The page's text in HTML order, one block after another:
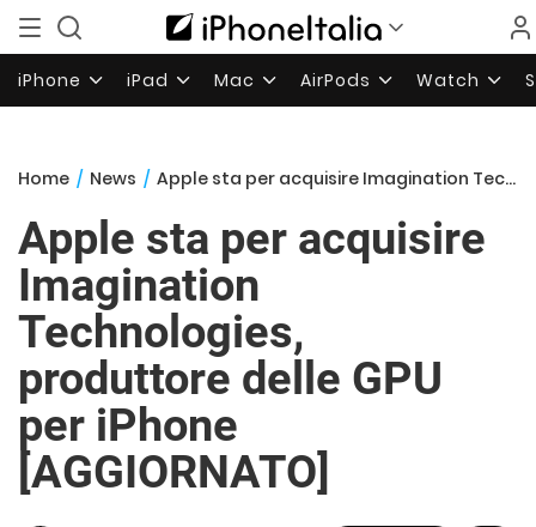
iPhone iPad Mac AirPods Watch
Home / News / Apple sta per acquisire Imagination Technologies, produttore delle GPU per iPhone [AGGIORNATO]
Apple sta per acquisire
Imagination
Technologies,
produttore delle GPU
per iPhone
[AGGIORNATO]